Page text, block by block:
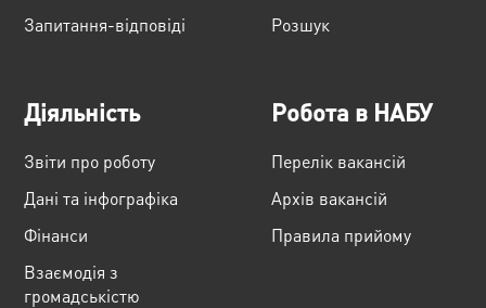
Запитання-відповіді
Розшук
Діяльність
Звіти про роботу
Дані та інфографіка
Фінанси
Взаємодія з
громадськістю
Робота в НАБУ
Перелік вакансій
Архів вакансій
Правила прийому